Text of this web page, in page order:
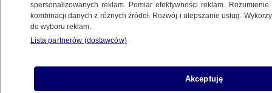
Udostępnij
P odczas dwóch narad w Urzędzie
lotnisk oraz Polskiej Agencji Żeglugi
spersonalizowanych reklam. Pomiar efektywności reklam.
kombinacji danych z różnych źródeł. Rozwój i ulepszanie usług.
do wyboru reklam.
Lista partnerów (dostawców)
Akceptuję